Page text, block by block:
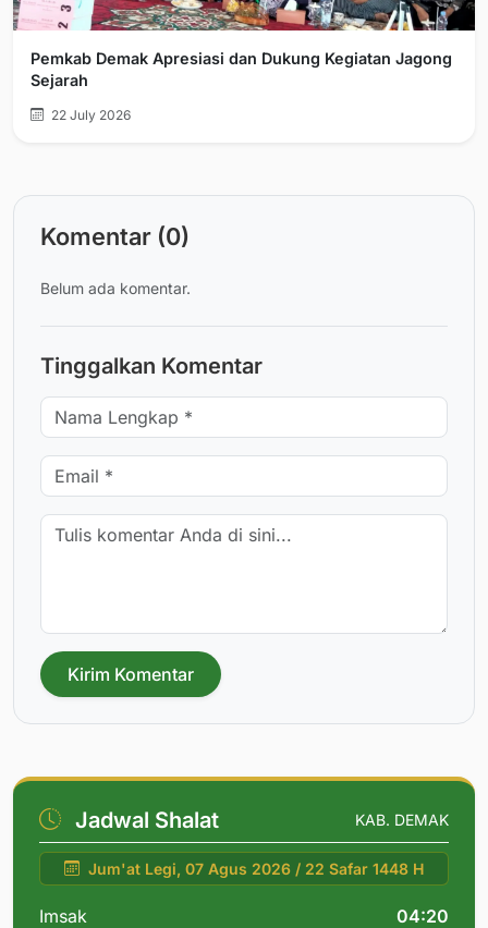
Pemkab Demak Apresiasi dan Dukung Kegiatan Jagong
Sejarah
22 July 2026
Komentar (0)
Belum ada komentar.
Tinggalkan Komentar
Kirim Komentar
Jadwal Shalat KAB. DEMAK
Jum'at Legi, 07 Agus 2026 / 22 Safar 1448 H
Imsak
04:20